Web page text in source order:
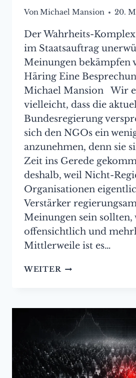
VonMichael Mansion 20.
Der Wahrheits-
im Staatsauftrag
Meinungen bekämpfen
Häring Eine
Michael Mansion Wir
vielleicht, dass die
Bundesregierung
sich den NGOs ein
anzunehmen, denn sie
Zeit ins Gerede
deshalb, weil Nicht-
Organisationen
Verstärker
Meinungen sein sollten,
offensichtlich und
Mittlerweile ist es…
WEITER MICHAEL-
WAHRHEITS-
KOMPLEX
–
WIE
NGOS
IM